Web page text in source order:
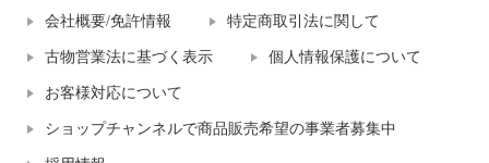
会社概要/免許情報 特定商取引法に関して
古物営業法に基づく表示 個人情報保護について
お客様対応について
ショップチャンネルで商品販売希望の事業者募集中